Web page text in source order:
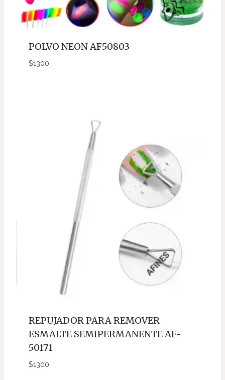
POLVO NEON AF50803
$1300
REPUJADOR PARA REMOVER
ESMALTE SEMIPERMANENTE AF-
50171
$1300